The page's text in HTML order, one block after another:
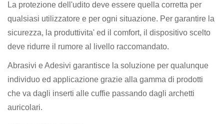
La protezione dell'udito deve essere quella corretta per
qualsiasi utilizzatore e per ogni situazione. Per garantire la
sicurezza, la produttivita' ed il comfort, il dispositivo scelto
deve ridurre il rumore al livello raccomandato.
Abrasivi e Adesivi garantisce la soluzione per qualunque
individuo ed applicazione grazie alla gamma di prodotti
che va dagli inserti alle cuffie passando dagli archetti
auricolari.